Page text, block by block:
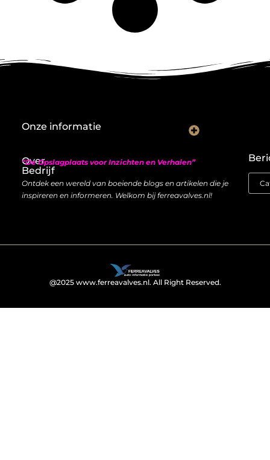
Over
Bedrijf
“De Opslagplaats voor Inzichten en Verhalen”
Ontdek een wereld van boeiende blogs en artikelen die je
inspireren en informeren. Welkom bij ferreavalves.nl!
Onze informatie
@2025 www.ferreavalves.nl. All Right Reserved.